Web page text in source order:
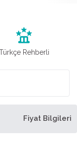
Rehberli
Fiyat Bilgileri